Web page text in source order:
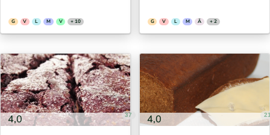
G V L M V + 10 G V L M Ä + 2
4,0 37 4,0